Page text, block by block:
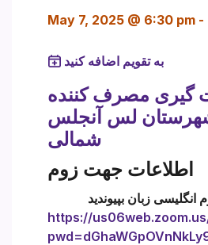
May 7, 2025 @ 6:30 pm -
به تقویم اضافه کنید
گیری مصرف کننده
لس آنجلس
شمالی
اطلاعات جهت زوم
زبان بپیوندید
https://